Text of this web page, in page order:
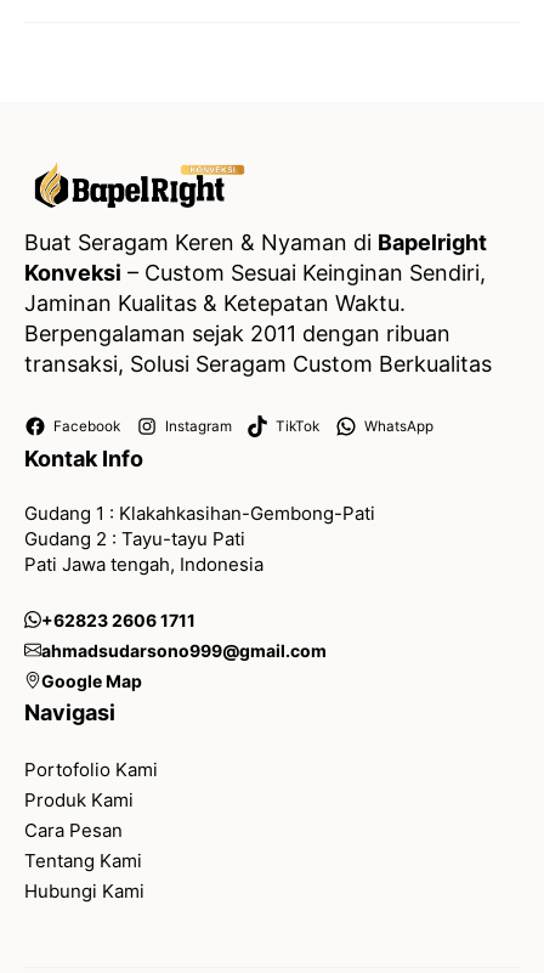
Buat Seragam Keren & Nyaman di Bapelright
Konveksi – Custom Sesuai Keinginan Sendiri,
Jaminan Kualitas & Ketepatan Waktu.
Berpengalaman sejak 2011 dengan ribuan
transaksi, Solusi Seragam Custom Berkualitas
Facebook Instagram TikTok WhatsApp
Kontak Info
Gudang 1 : Klakahkasihan-Gembong-Pati
Gudang 2 : Tayu-tayu Pati
Pati Jawa tengah, Indonesia
+62823 2606 1711
ahmadsudarsono999@gmail.com
Google Map
Navigasi
Portofolio Kami
Produk Kami
Cara Pesan
Tentang Kami
Hubungi Kami